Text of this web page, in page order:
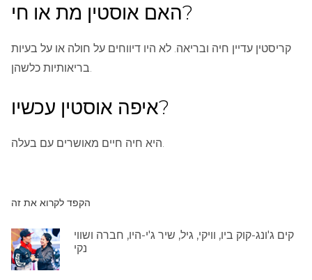
האם אוסטין מת או חי?
קריסטין עדיין חיה ובריאה. לא היו דיווחים על חולה או על בעיות
בריאותיות כלשהן.
איפה אוסטין עכשיו?
היא חיה חיים מאושרים עם בעלה.
הקפד לקרוא את זה
קים ג'ונג-קוק ביו, וויקי, גיל, שיר ג'י-היו, חברה ושווי
נקי